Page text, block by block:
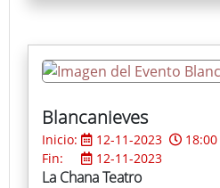
Blancanieves
Inicio: 12-11-2023
Fin:
12-11-2023
La Chana Teatro